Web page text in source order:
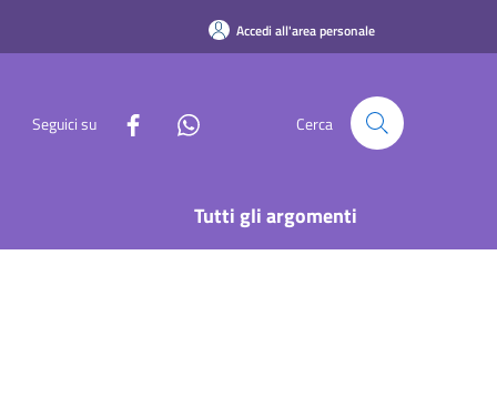
Accedi all'area personale
Seguici su Cerca
Tutti gli argomenti